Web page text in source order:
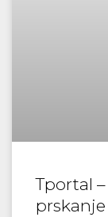
Tportal